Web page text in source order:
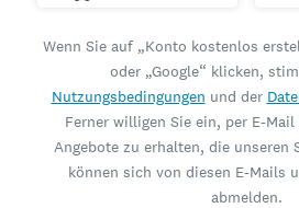
Wenn Sie auf „Konto kostenlos
oder „Google“ klicken,
Nutzungsbedingungen und der
Ferner willigen Sie ein, per E-
Angebote zu erhalten, die unseren
können sich von diesen E-Mails
abmelden.